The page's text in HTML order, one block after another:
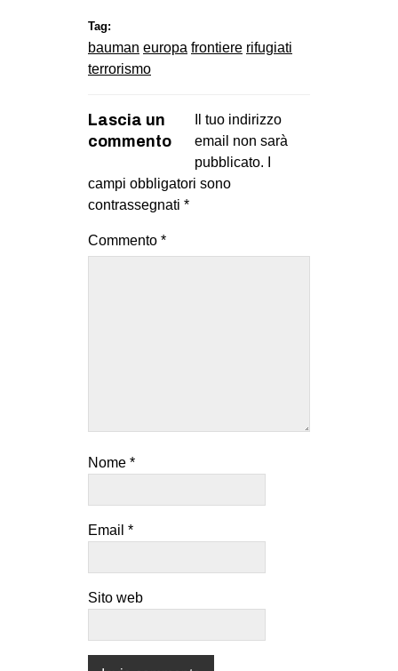
Tag:
bauman europa frontiere rifugiati
terrorismo
Lascia un
commento
Il tuo indirizzo
email non sarà
pubblicato.
campi obbligatori sono
contrassegnati *
Commento *
Nome *
Email *
Sito web